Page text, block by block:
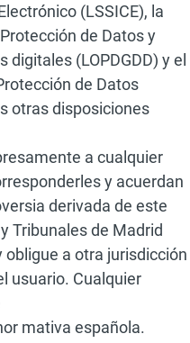
(LSSICE), la
de Datos y
(LOPDGDD) y el
de Datos
otras disposiciones
a cualquier
y acuerdan
derivada de este
Tribunales de Madrid
obligue a otra jurisdicción
usuario. Cualquier
mativa española.